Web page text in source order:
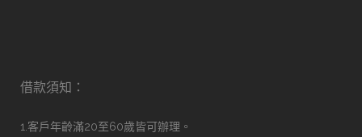
借款須知：
1.客戶年齡滿20至60歲皆可辦理。